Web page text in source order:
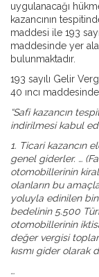
uygulanacağı
kazancının
maddesi ile 193
maddesinde yer
bulunmaktadır.
193 sayılı Gelir
40 ıncı
“Safi kazancın
indirilmesi kabul
1. Ticari kazancın
genel giderler. …
otomobillerinin
olanların bu
yoluyla edinilen
bedelinin 5.500
otomobillerinin
değer vergisi
kısmı gider olarak
…